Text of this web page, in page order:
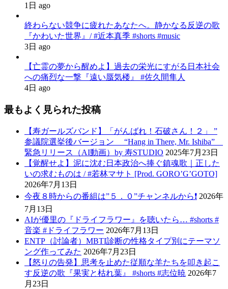
1日 ago
終わらない競争に疲れたあなたへ。静かなる反逆の歌
『かわいた世界』/ #近本真季 #shorts #music
3日 ago
【亡霊の夢から醒めよ】過去の栄光にすがる日本社会
への痛烈な一撃『遠い蜃気楼』 #佐久間隼人
4日 ago
最もよく見られた投稿
【寿ガールズバンド】「がんばれ！石破さん！２」 ”
参議院選挙後バージョン “Hang in There, Mr. Ishiba”
緊急リリース（AI動画）by 寿STUDIO 2025年7月23日
【覚醒せよ】泥に沈む日本政治へ捧ぐ鎮魂歌｜正した
いの求むものは / #若林マサト [Prod. GORO’G’GOTO]
2026年7月13日
今夜８時からの番組は”５．０”チャンネルから❗️ 2026年
7月13日
AIが優里の『ドライフラワー』を聴いたら… #shorts #
音楽 #ドライフラワー 2026年7月13日
ENTP（討論者）MBTI診断の性格タイプ別にテーマソ
ング作ってみた 2026年7月23日
【怒りの告発】思考を止めた従順な羊たちを叩き起こ
す反逆の歌『果実と枯れ葉』 #shorts #志位暁 2026年7
月23日